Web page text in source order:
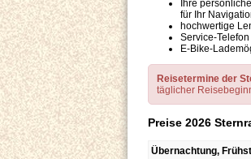
Ihre
für Ihr
hochwertige
Service-
E-Bike-
Reisetermine der
täglicher
Preise 2026
Übernachtung,